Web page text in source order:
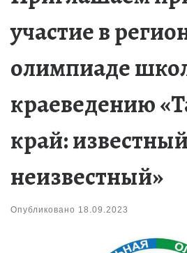
участие в
олимпиаде
краеведению
край:
неизвестный»
Опубликовано 18.09.2023